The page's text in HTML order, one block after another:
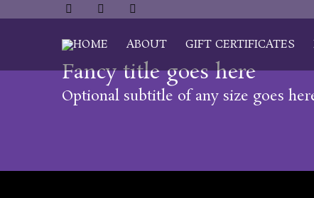
HOME ABOUT GIFT CERTIFICATES
Fancy title goes here
Optional subtitle of any size goes
You are here: